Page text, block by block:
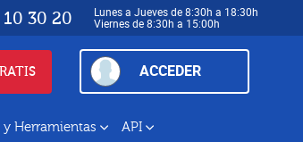
30 20
Lunes a Jueves de 8:30h a 18:30h
Viernes de 8:30h a 15:00h
ACCEDER
Herramientas API